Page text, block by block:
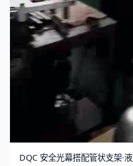
DQC 安全光幕搭配管状支架·